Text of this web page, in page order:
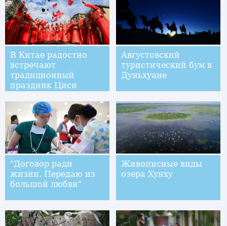
В Китае радостно
встречают
традиционный
праздник Циси
Августовский
туристический бум в
Дуньхуане
"Договор ради
жизни. Передаю из
большой любви"
Живописные виды
озера Хунху